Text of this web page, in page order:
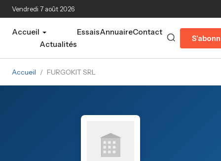
Aller au contenu principal
Vendredi 7 août 2026
Accueil
Actualités
EssaisAnnuaireContact
Accueil / FURGOKIT SRL